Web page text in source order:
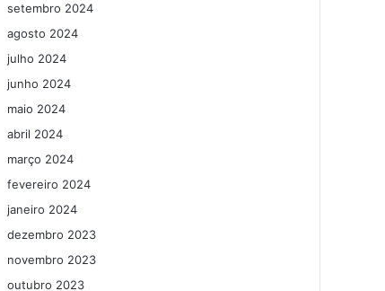
setembro 2024
agosto 2024
julho 2024
junho 2024
maio 2024
abril 2024
março 2024
fevereiro 2024
janeiro 2024
dezembro 2023
novembro 2023
outubro 2023